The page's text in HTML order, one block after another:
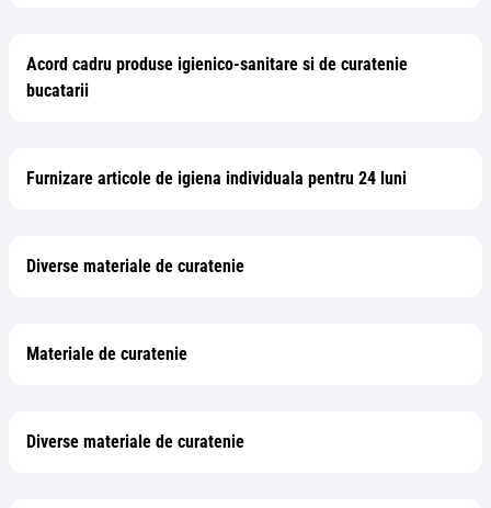
Acord cadru produse igienico-sanitare si de curatenie
bucatarii
Furnizare articole de igiena individuala pentru 24 luni
Diverse materiale de curatenie
Materiale de curatenie
Diverse materiale de curatenie